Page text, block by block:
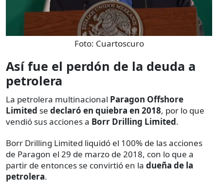
Foto: Cuartoscuro
Así fue el perdón de la deuda a
petrolera
La petrolera multinacional Paragon Offshore
Limited se declaró en quiebra en 2018, por lo que
vendió sus acciones a Borr Drilling Limited.
Borr Drilling Limited liquidó el 100% de las acciones
de Paragon el 29 de marzo de 2018, con lo que a
partir de entonces se convirtió en la dueña de la
petrolera.